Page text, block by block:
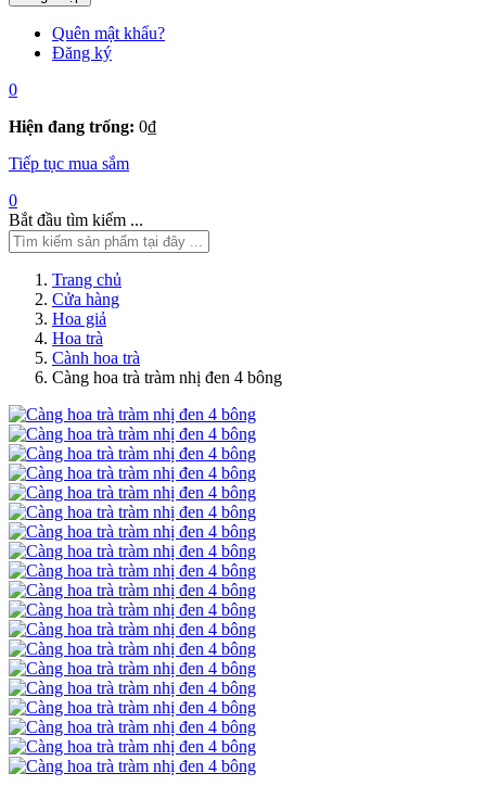
Quên mật khẩu?
Đăng ký
0
Hiện đang trống: 0₫
Tiếp tục mua sắm
0
Bắt đầu tìm kiếm ...
Trang chủ
Cửa hàng
Hoa giả
Hoa trà
Cành hoa trà
Càng hoa trà tràm nhị đen 4 bông